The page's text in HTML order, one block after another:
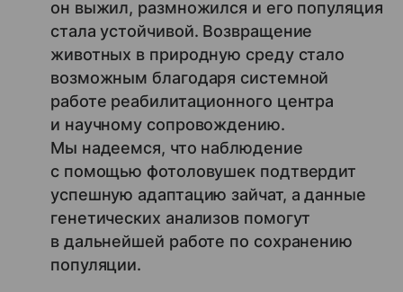
он выжил, размножился и его популяция
стала устойчивой. Возвращение
животных в природную среду стало
возможным благодаря системной
работе реабилитационного центра
и научному сопровождению.
Мы надеемся, что наблюдение
с помощью фотоловушек подтвердит
успешную адаптацию зайчат, а данные
генетических анализов помогут
в дальнейшей работе по сохранению
популяции.